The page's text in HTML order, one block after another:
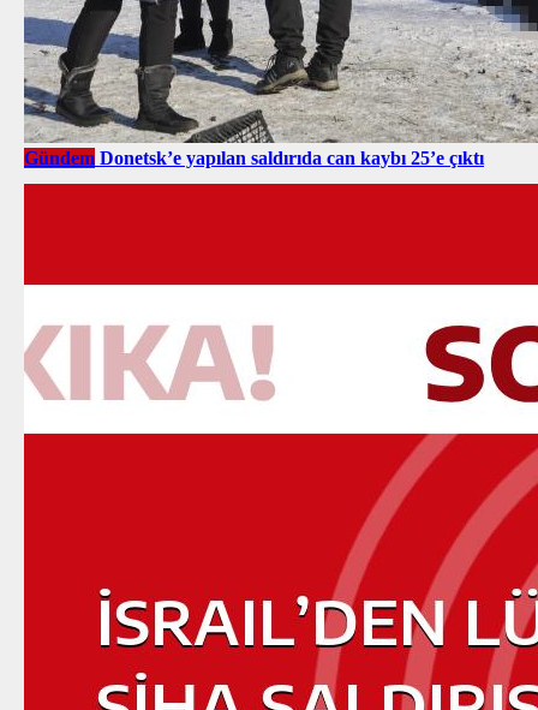
Gündem Donetsk’e yapılan saldırıda can kaybı 25’e çıktı